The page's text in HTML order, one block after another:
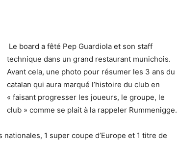
Le board a fêté Pep Guardiola et son staff
technique dans un grand restaurant munichois.
Avant cela, une photo pour résumer les 3 ans du
catalan qui aura marqué l’histoire du club en
« faisant progresser les joueurs, le groupe, le
club » comme se plait à la rappeler Rummenigge.
1 super coupe d’Europe et 1 titre de